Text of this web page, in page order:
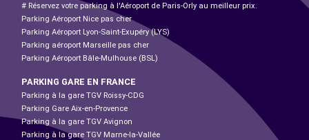
# Réservez votre parking à l'Aéroport de Paris-Orly au meilleur prix.
Parking Aéroport Nice pas cher
Parking Aéroport Lyon-Saint-Exupéry (LYS)
Parking aéroport Marseille pas cher
Parking Aéroport Bâle-Mulhouse (BSL)
PARKING GARE EN FRANCE
Parking à la gare TGV Roissy-CDG
Parking Gare Aix-en-Provence
Parking à la gare TGV Avignon
Parking à la gare TGV Marne-la-Vallée